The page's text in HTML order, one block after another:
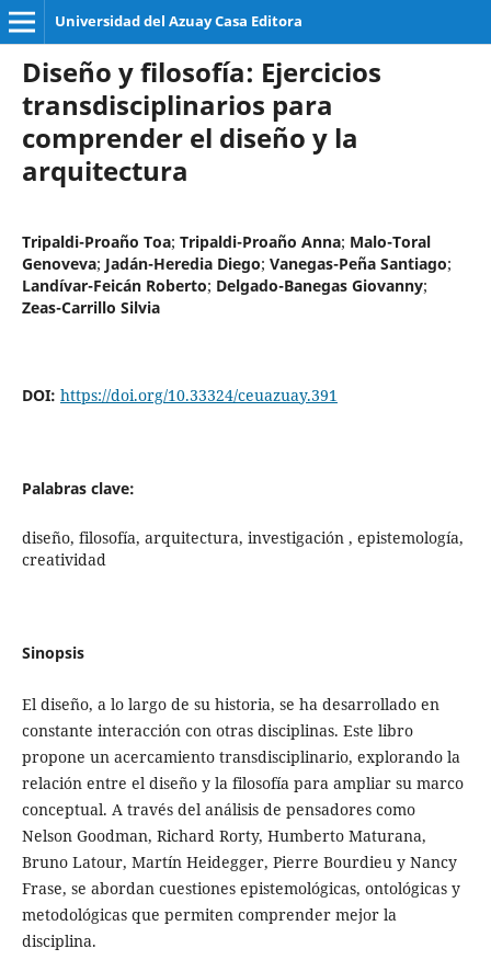
Universidad del Azuay Casa Editora
Diseño y filosofía: Ejercicios
transdisciplinarios para
comprender el diseño y la
arquitectura
Tripaldi-Proaño Toa; Tripaldi-Proaño Anna; Malo-Toral
Genoveva; Jadán-Heredia Diego; Vanegas-Peña Santiago;
Landívar-Feicán Roberto; Delgado-Banegas Giovanny;
Zeas-Carrillo Silvia
DOI: https://doi.org/10.33324/ceuazuay.391
Palabras clave:
diseño, filosofía, arquitectura, investigación , epistemología,
creatividad
Sinopsis
El diseño, a lo largo de su historia, se ha desarrollado en
constante interacción con otras disciplinas. Este libro
propone un acercamiento transdisciplinario, explorando la
relación entre el diseño y la filosofía para ampliar su marco
conceptual. A través del análisis de pensadores como
Nelson Goodman, Richard Rorty, Humberto Maturana,
Bruno Latour, Martín Heidegger, Pierre Bourdieu y Nancy
Frase, se abordan cuestiones epistemológicas, ontológicas y
metodológicas que permiten comprender mejor la
disciplina.